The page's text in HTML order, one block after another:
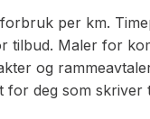
per km.
tilbud. Maler for
og
for deg som skriver